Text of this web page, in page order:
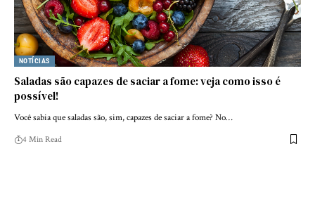
NOTÍCIAS
Saladas são capazes de saciar a fome: veja como isso é
possível!
Você sabia que saladas são, sim, capazes de saciar a fome? No…
4 Min Read